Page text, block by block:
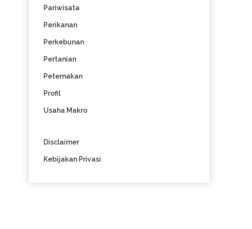
Pariwisata
Perikanan
Perkebunan
Pertanian
Peternakan
Profil
Usaha Makro
Disclaimer
Kebijakan Privasi